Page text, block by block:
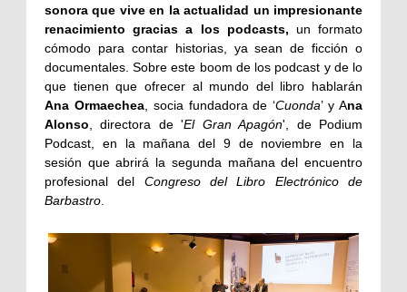
sonora que vive en la actualidad un impresionante
renacimiento gracias a los podcasts, un formato
cómodo para contar historias, ya sean de ficción o
documentales. Sobre este boom de los podcast y de lo
que tienen que ofrecer al mundo del libro hablarán
Ana Ormaechea, socia fundadora de ‘Cuonda’ y Ana
Alonso, directora de 'El Gran Apagón', de Podium
Podcast, en la mañana del 9 de noviembre en la
sesión que abrirá la segunda mañana del encuentro
profesional del Congreso del Libro Electrónico de
Barbastro.